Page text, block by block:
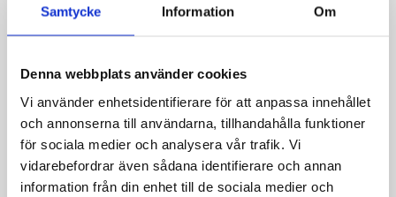
Samtycke Information Om
Denna webbplats använder cookies
Vi använder enhetsidentifierare för att anpassa innehållet
och annonserna till användarna, tillhandahålla funktioner
för sociala medier och analysera vår trafik. Vi
vidarebefordrar även sådana identifierare och annan
information från din enhet till de sociala medier och
Genom att skicka formuläret godkänner du att vi sparar